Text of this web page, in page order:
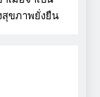
สุขภาพยั่งยืน